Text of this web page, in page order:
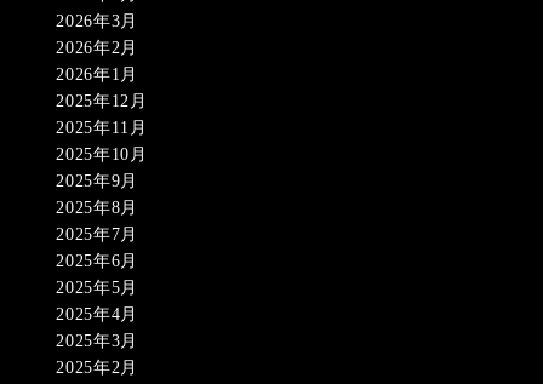
2026年3月
2026年2月
2026年1月
2025年12月
2025年11月
2025年10月
2025年9月
2025年8月
2025年7月
2025年6月
2025年5月
2025年4月
2025年3月
2025年2月